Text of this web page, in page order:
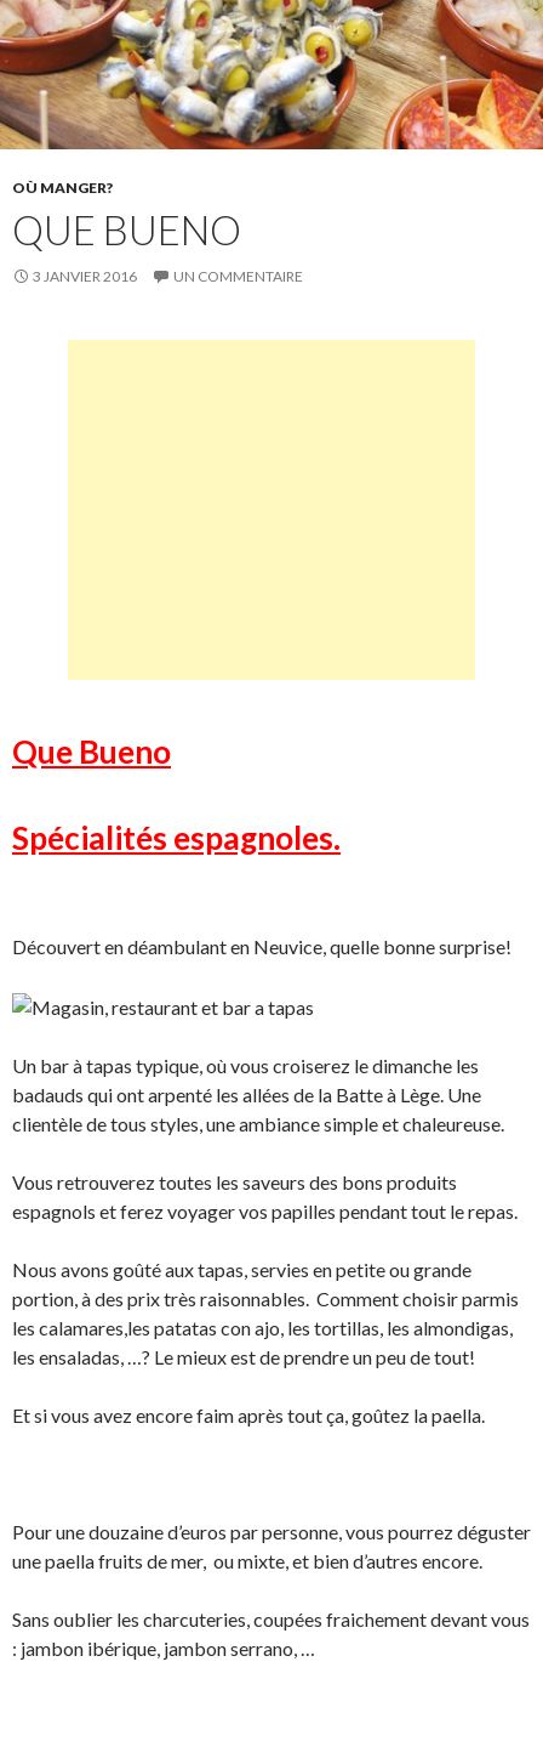
OÙ MANGER?
QUE BUENO
3 JANVIER 2016 UN COMMENTAIRE
Que Bueno
Spécialités espagnoles.
Découvert en déambulant en Neuvice, quelle bonne surprise!
Un bar à tapas typique, où vous croiserez le dimanche les
badauds qui ont arpenté les allées de la Batte à Lège. Une
clientèle de tous styles, une ambiance simple et chaleureuse.
Vous retrouverez toutes les saveurs des bons produits
espagnols et ferez voyager vos papilles pendant tout le repas.
Nous avons goûté aux tapas, servies en petite ou grande
portion, à des prix très raisonnables. Comment choisir parmis
les calamares,les patatas con ajo, les tortillas, les almondigas,
les ensaladas, …? Le mieux est de prendre un peu de tout!
Et si vous avez encore faim après tout ça, goûtez la paella.
Pour une douzaine d’euros par personne, vous pourrez déguster
une paella fruits de mer, ou mixte, et bien d’autres encore.
Sans oublier les charcuteries, coupées fraichement devant vous
: jambon ibérique, jambon serrano, …